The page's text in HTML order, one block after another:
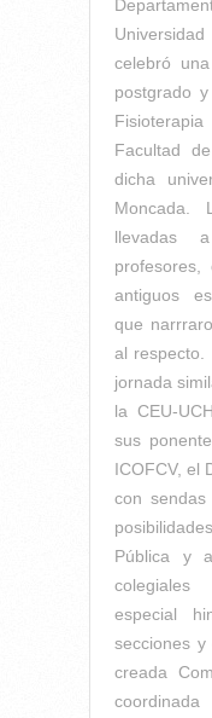
celebró
postgrado
Facultad
dicha
Moncada.
llevadas
profesores,
antiguos
que
al
jornada
la CEU-
sus
ICOFCV, el
con
Pública y
especial
secciones y
creada